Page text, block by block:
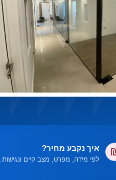
איך נקבע מחיר?
לפי מידה, מפרט, מצב קיים ונגישות.